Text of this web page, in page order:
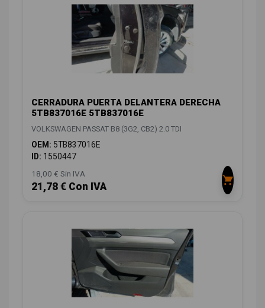
CERRADURA PUERTA DELANTERA DERECHA
5TB837016E 5TB837016E
VOLKSWAGEN PASSAT B8 (3G2, CB2) 2.0 TDI
OEM: 5TB837016E
ID: 1550447
18,00 € Sin IVA
21,78 € Con IVA